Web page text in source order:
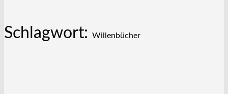
Schlagwort: Willenbücher